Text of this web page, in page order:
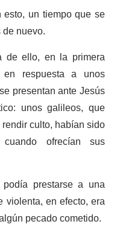
un tiempo que se
nuevo.
de ello, en la primera
respuesta a unos
presentan ante Jesús
unos galileos, que
culto, habían sido
ofrecían sus
prestarse a una
violenta, en efecto, era
pecado cometido.